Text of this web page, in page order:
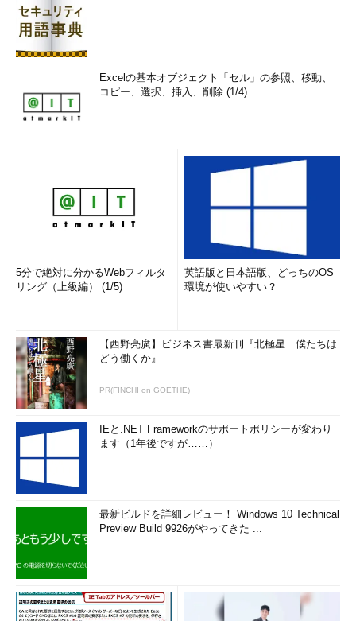
Excelの基本オブジェクト「セル」の参照、移動、
コピー、選択、挿入、削除 (1/4)
5分で絶対に分かるWebフィルタ
リング（上級編） (1/5)
英語版と日本語版、どっちのOS
環境が使いやすい？
【西野亮廣】ビジネス書最新刊『北極星 僕たちは
どう働くか』
PR(FINCHI on GOETHE)
IEと.NET Frameworkのサポートポリシーが変わり
ます（1年後ですが……）
最新ビルドを詳細レビュー！ Windows 10 Technical
Preview Build 9926がやってきた ...